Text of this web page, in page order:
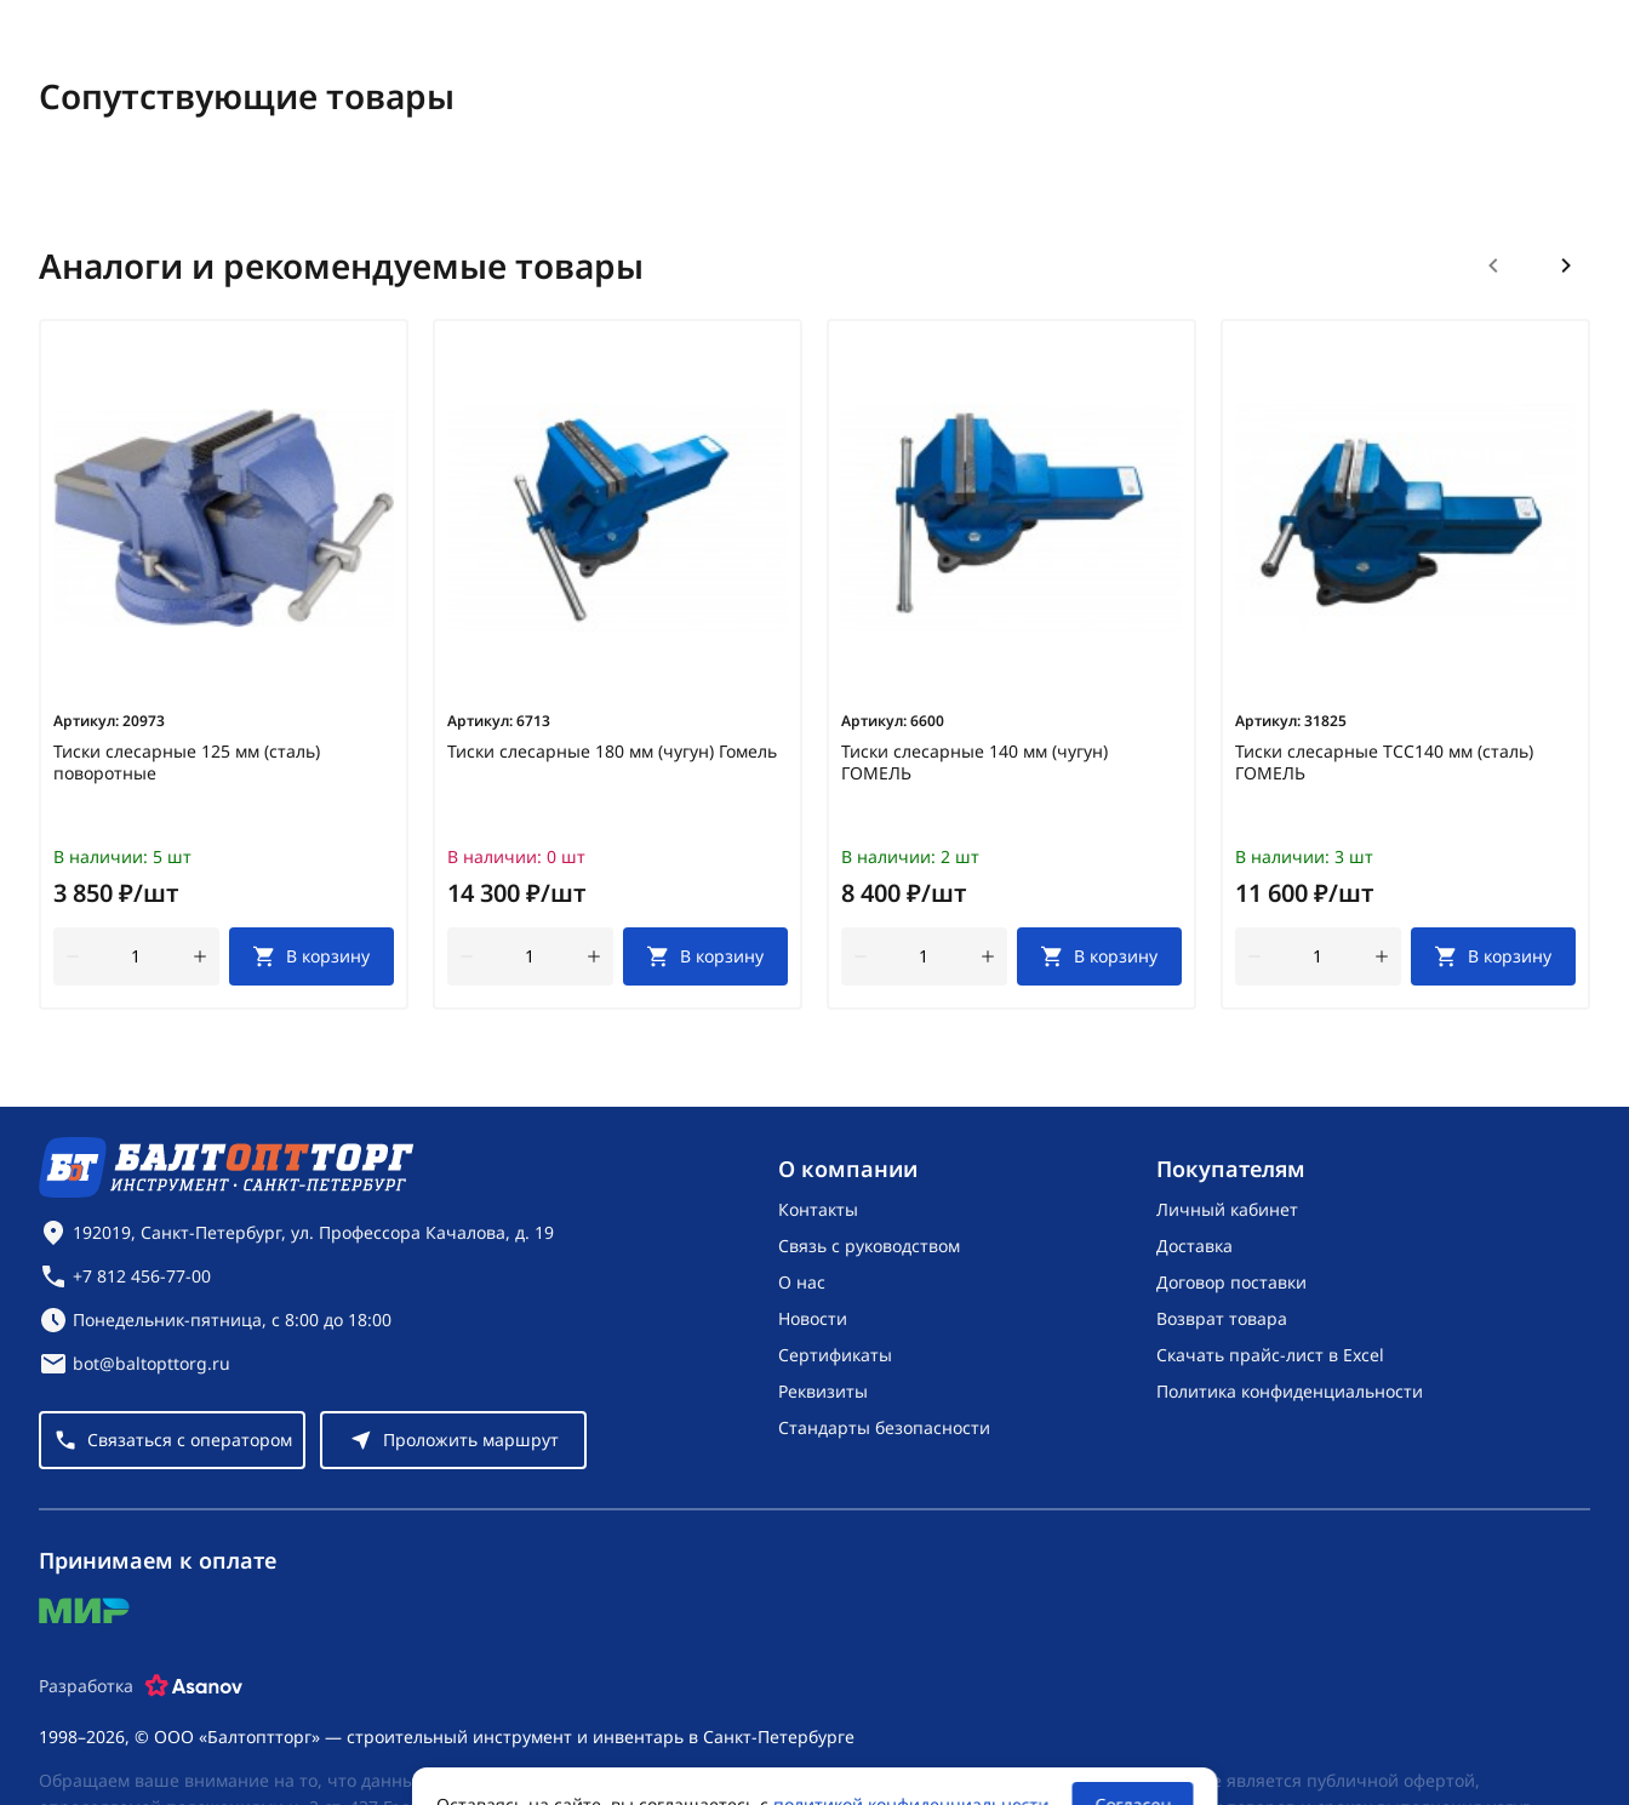
Сопутствующие товары
Аналоги и рекомендуемые товары
Артикул:20973
Тиски слесарные 125 мм (сталь)
поворотные
В наличии: 5 шт
3 850 ₽/шт
В корзину
Артикул:6713
Тиски слесарные 180 мм (чугун) Гомель
В наличии: 0 шт
14 300 ₽/шт
В корзину
Артикул:6600
Тиски слесарные 140 мм (чугун)
ГОМЕЛЬ
В наличии: 2 шт
8 400 ₽/шт
В корзину
Артикул:31825
Тиски слесарные ТСС140 мм (сталь)
ГОМЕЛЬ
В наличии: 3 шт
11 600 ₽/шт
В корзину
O компании
Контакты
Связь с руководством
О нас
Новости
Сертификаты
Реквизиты
Стандарты безопасности
Покупателям
Личный кабинет
Доставка
Договор поставки
Возврат товара
Скачать прайс-лист в Excel
Политика конфиденциальности
Контактная информация
192019, Санкт-Петербург, ул. Профессора Качалова, д. 19
+7 812 456-77-00
Режим работы:
Понедельник-пятница, с 8:00 до 18:00
bot@baltopttorg.ru
Связаться с оператором Проложить маршрут
1998–2026, © ООО «Балтоптторг» — строительный инструмент и инвентарь в Санкт-Петербурге
Обращаем ваше внимание на то, что данный интернет-сайт носит исключительно информационный характер и ни при каких условиях не является публичной офертой,
Принимаем к оплате
mir
Разработка